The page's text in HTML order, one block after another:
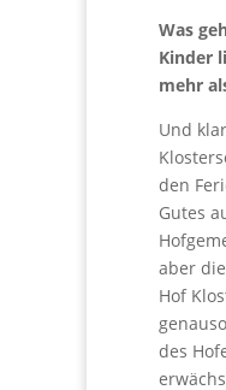
Was
Kinder
mehr
Und
den
Gutes
aber
Hof
des